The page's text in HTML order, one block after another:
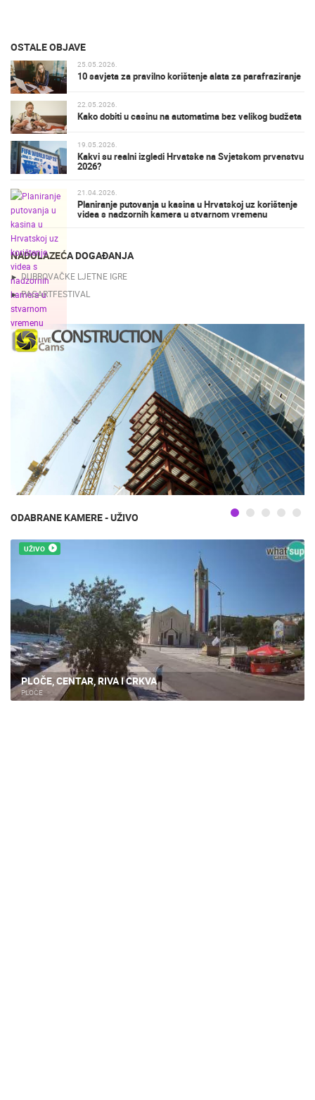
OSTALE OBJAVE
25.05.2026.
10 savjeta za pravilno korištenje alata za parafraziranje
22.05.2026.
Kako dobiti u casinu na automatima bez velikog budžeta
19.05.2026.
Kakvi su realni izgledi Hrvatske na Svjetskom prvenstvu
2026?
21.04.2026.
Planiranje putovanja u kasina u Hrvatskoj uz korištenje
videa s nadzornih kamera u stvarnom vremenu
NADOLAZEĆA DOGAĐANJA
DUBROVAČKE LJETNE IGRE
PAGARTFESTIVAL
ODABRANE KAMERE - UŽIVO
UŽIVO
PLOČE, CENTAR, RIVA I CRKVA
PLOČE